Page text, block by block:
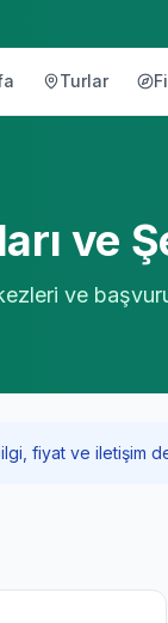
Turlar
ve
ve
fiyat ve iletişim